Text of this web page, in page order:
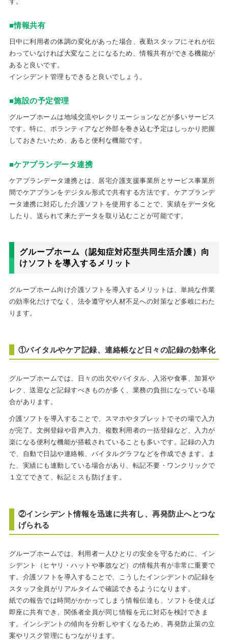
■情報共有
日中に利用者の体調の変化があった場合、夜勤スタッフにそれが伝
わっていなければ大変なことになるため、情報共有ができる機能が
あると良いです。
インシデント管理もできると良いでしょう。
■施設の予定管理
グループホームは地域交流やレクリエーションなどが多いサービス
です。特に、ボランティアなど外部を巻き込む予定はしっかり把握
しておきたいため、あると便利な機能です。
■ケアプランデータ連携
ケアプランデータ連携とは、居宅介護支援事業所とサービス事業所
間でケアプランをデジタル形式で共有する方法です。ケアプランデ
ータ連携に対応した介護ソフトを使用することで、実績をデータ化
したり、送られて来たデータを取り込むことが可能です。
グループホーム（認知症対応型共同生活介護）向
けソフトを導入するメリット
グループホーム向け介護ソフトを導入するメリットは、単純な作業
の効率化だけでなく、法令遵守や人材不足への対策など多岐にわた
ります。
①バイタルやケア記録、連絡帳など日々の記録の効率化
グループホームでは、日々の出欠やバイタル、入浴や食事、加算や
レク、送迎など記録すべきものが多く、業務の負担になっている場
合があります。
介護ソフトを導入することで、スマホやタブレットでその場で入力
が完了。文例登録や音声入力、複数利用者の一括登録など、入力が
楽になる便利な機能が搭載されていることも多いです。記録の入力
で、自動で日誌や連絡帳、バイタルグラフなどを作成できます。ま
た、実績にも連動している場合があり、転記不要・ワンクリックで
１立てできて、転記ミスも防げます。
②インシデント情報を迅速に共有し、再発防止へとつな
げられる
グループホームでは、利用者一人ひとりの安全を守るために、イン
シデント（ヒヤリ・ハットや事故など）の情報共有が非常に重要で
す。介護ソフトを導入することで、こうしたインシデントの記録を
スタッフ全員がリアルタイムで確認できるようになります。
紙での報告では時間がかかってしまう情報伝達も、ソフトを使えば
即座に共有でき、関係者全員が同じ情報を元に対応を検討できま
す。インシデントの傾向を分析しやすくなるため、再発防止策の立
案やリスク管理にもつながります。